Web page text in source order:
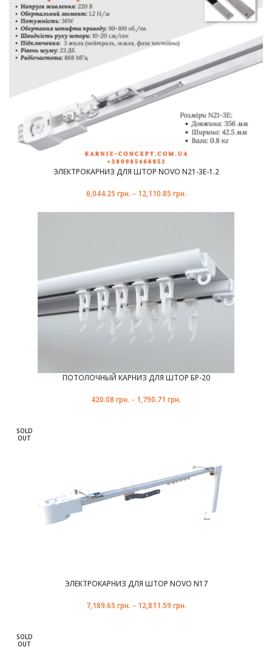
ЭЛЕКТРОКАРНИЗ ДЛЯ ШТОР NOVO N21-3E-1.2
6,044.25 грн. – 12,110.85 грн.
ПОТОЛОЧНЫЙ КАРНИЗ ДЛЯ ШТОР БР-20
420.08 грн. – 1,790.71 грн.
SOLD
OUT
ЭЛЕКТРОКАРНИЗ ДЛЯ ШТОР NOVO N17
7,189.65 грн. – 12,811.59 грн.
SOLD
OUT